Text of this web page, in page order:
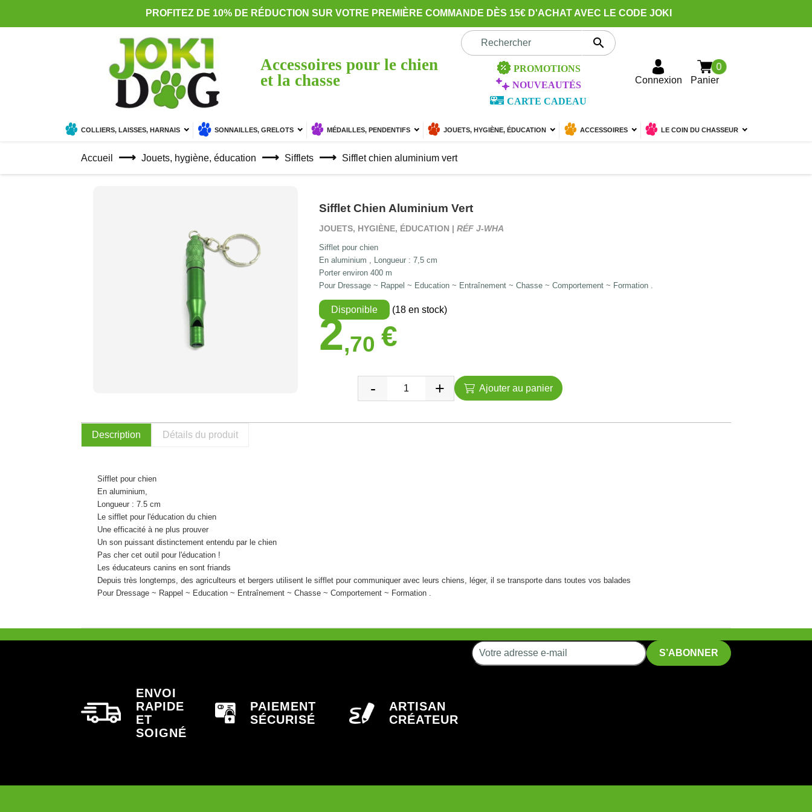
PROFITEZ DE 10% DE RÉDUCTION SUR VOTRE PREMIÈRE COMMANDE DÈS 15€ D'ACHAT AVEC LE CODE JOKI
Accessoires pour le chien
et la chasse

PROMOTIONS
NOUVEAUTÉS
CARTE CADEAU
Connexion Panier
0
COLLIERS, LAISSES, HARNAIS SONNAILLES, GRELOTS MÉDAILLES, PENDENTIFS JOUETS, HYGIÈNE, ÉDUCATION ACCESSOIRES LE COIN DU CHASSEUR
Accueil Jouets, hygiène, éducation Sifflets Sifflet chien aluminium vert
Sifflet Chien Aluminium Vert
JOUETS, HYGIÈNE, ÉDUCATION | RÉF J-WHA
Sifflet pour chien
En aluminium , Longueur : 7,5 cm
Porter environ 400 m
Pour Dressage ~ Rappel ~ Education ~ Entraînement ~ Chasse ~ Comportement ~ Formation .
Disponible (18 en stock)
2,70 €
Ajouter au panier
Description Détails du produit
Sifflet pour chien
En aluminium,
Longueur : 7.5 cm
Le sifflet pour l'éducation du chien
Une efficacité à ne plus prouver
Un son puissant distinctement entendu par le chien
Pas cher cet outil pour l'éducation !
Les éducateurs canins en sont friands
Depuis très longtemps, des agriculteurs et bergers utilisent le sifflet pour communiquer avec leurs chiens, léger, il se transporte dans toutes vos balades
Pour Dressage ~ Rappel ~ Education ~ Entraînement ~ Chasse ~ Comportement ~ Formation .
ENVOI
RAPIDE
ET
SOIGNÉ
PAIEMENT
SÉCURISÉ
ARTISAN
CRÉATEUR